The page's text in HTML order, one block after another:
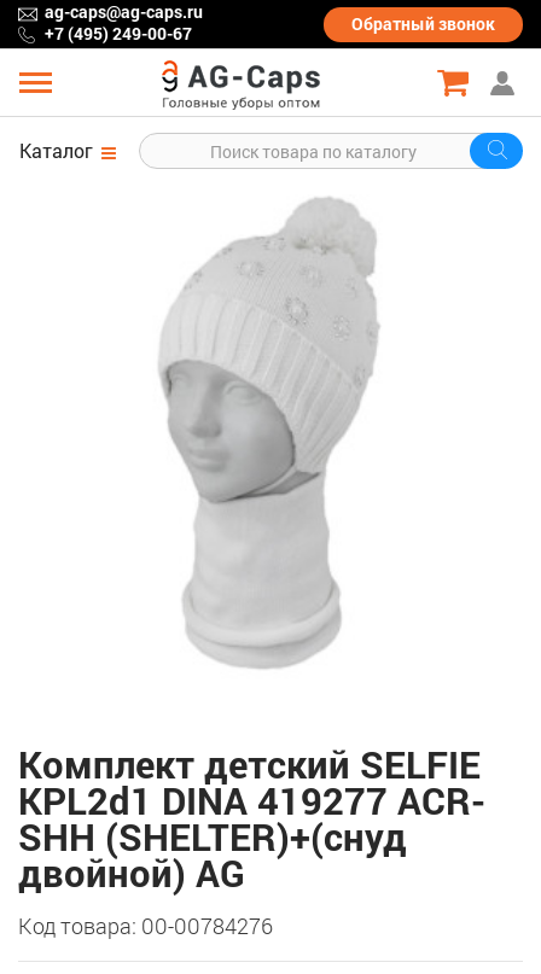
ag-caps@ag-caps.ru
+7 (495) 249-00-67
Обратныйзвонок
Каталог
Комплект детский SELFIE
KPL2d1 DINA 419277 ACR-
SHH (SHELTER)+(снуд
двойной) AG
Код товара: 00-00784276